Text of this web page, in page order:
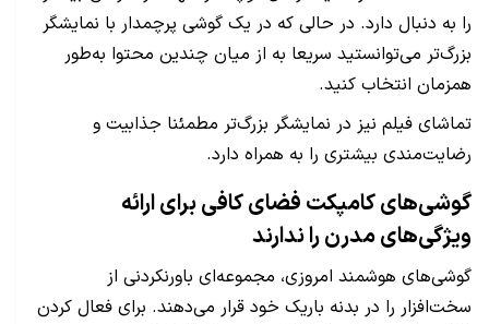
را به دنبال دارد. در حالی که در یک گوشی پرچمدار با نمایشگر
بزرگ‌تر می‌توانستید سریعا به از میان چندین محتوا به‌طور
همزمان انتخاب کنید.
تماشای فیلم نیز در نمایشگر بزرگ‌تر مطمئنا جذابیت و
رضایت‌مندی بیشتری را به همراه دارد.
گوشی‌های کامپکت فضای کافی برای ارائه
ویژگی‌های مدرن را ندارند
گوشی‌های هوشمند امروزی، مجموعه‌ای باورنکردنی از
سخت‌افزار را در بدنه باریک خود قرار می‌دهند. برای فعال کردن